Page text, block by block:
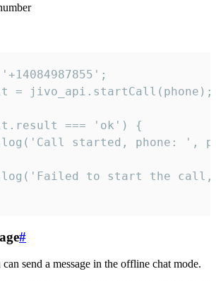
= jivo_api.startCall(phone);
=== 'ok') {
started, phone: ',
to start the
#
send a message in the offline chat mode.